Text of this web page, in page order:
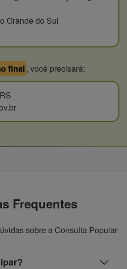
Grande do Sul
final, você precisará:
Frequentes
sobre a Consulta Popular